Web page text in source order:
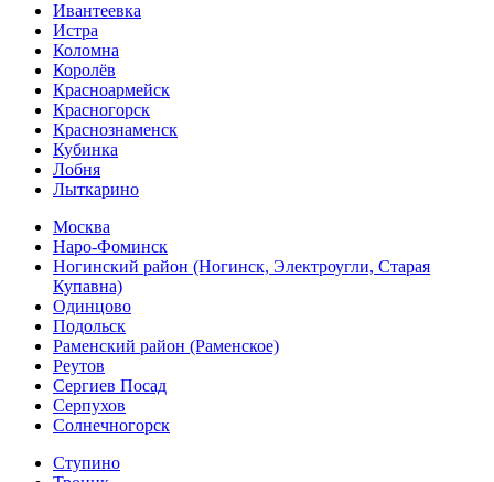
Ивантеевка
Истра
Коломна
Королёв
Красноармейск
Красногорск
Краснознаменск
Кубинка
Лобня
Лыткарино
Москва
Наро-Фоминск
Ногинский район (Ногинск, Электроугли, Старая
Купавна)
Одинцово
Подольск
Раменский район (Раменское)
Реутов
Сергиев Посад
Серпухов
Солнечногорск
Ступино